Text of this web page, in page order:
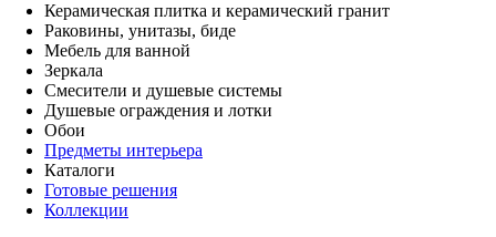
Керамическая плитка и керамический гранит
Раковины, унитазы, биде
Мебель для ванной
Зеркала
Смесители и душевые системы
Душевые ограждения и лотки
Обои
Предметы интерьера
Каталоги
Готовые решения
Коллекции